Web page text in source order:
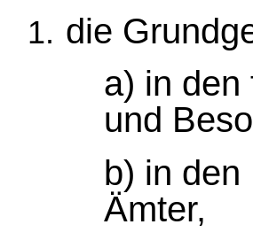
die
a) in den
und
b) in den
Ämter,